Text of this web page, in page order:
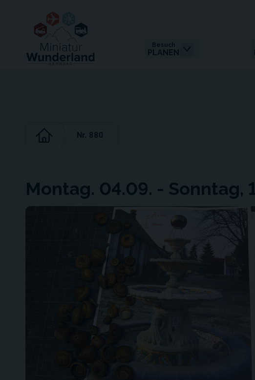
Besuch
PLANEN
Nr. 880
Montag. 04.09. - Sonntag,